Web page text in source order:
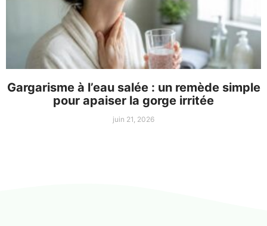
Gargarisme à l’eau salée : un remède simple
pour apaiser la gorge irritée
juin 21, 2026